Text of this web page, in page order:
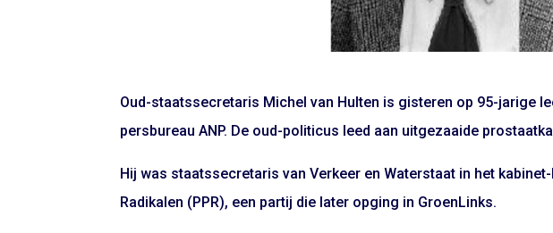
Oud-staatssecretaris Michel van Hulten is gisteren op 95-jarige
persbureau ANP. De oud-politicus leed aan uitgezaaide
Hij was staatssecretaris van Verkeer en Waterstaat in het
Radikalen (PPR), een partij die later opging in GroenLinks.